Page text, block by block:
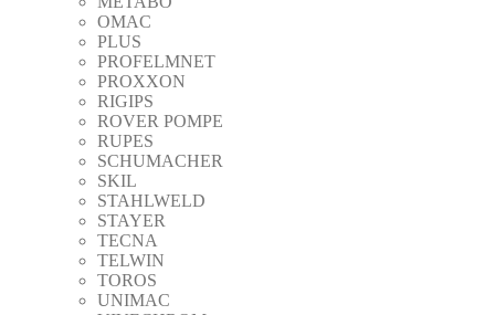
OMAC
PLUS
PROFELMNET
PROXXON
RIGIPS
ROVER POMPE
RUPES
SCHUMACHER
SKIL
STAHLWELD
STAYER
TECNA
TELWIN
TOROS
UNIMAC